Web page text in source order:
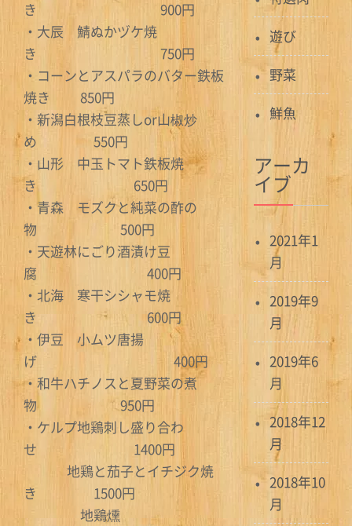
き 900円
・大辰 鯖ぬかヅケ焼
き 750円
・コーンとアスパラのバター鉄板
焼き 850円
・新潟白根枝豆蒸しor山椒炒
め 550円
・山形 中玉トマト鉄板焼
き 650円
・青森 モズクと純菜の酢の
物 500円
・天遊林にごり酒漬け豆
腐 400円
・北海 寒干シシャモ焼
き 600円
・伊豆 小ムツ唐揚
げ 400円
・和牛ハチノスと夏野菜の煮
物 950円
・ケルプ地鶏刺し盛り合わ
せ 1400円
地鶏と茄子とイチジク焼
き 1500円
地鶏燻
遊び
野菜
鮮魚
アーカ
イブ
2021年1
月
2019年9
月
2019年6
月
2018年12
月
2018年10
月